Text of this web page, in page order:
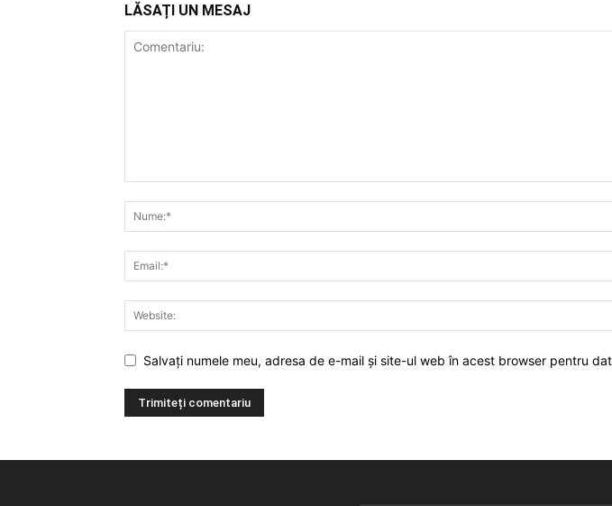
LĂSAȚI UN MESAJ
Salvați numele meu, adresa de e-mail și site-ul web în acest browser pentru